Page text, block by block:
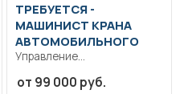
ТРЕБУЕТСЯ -
МАШИНИСТ КРАНА
АВТОМОБИЛЬНОГО
Управление
средством (автокран
от 99 000 руб.